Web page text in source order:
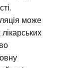
може